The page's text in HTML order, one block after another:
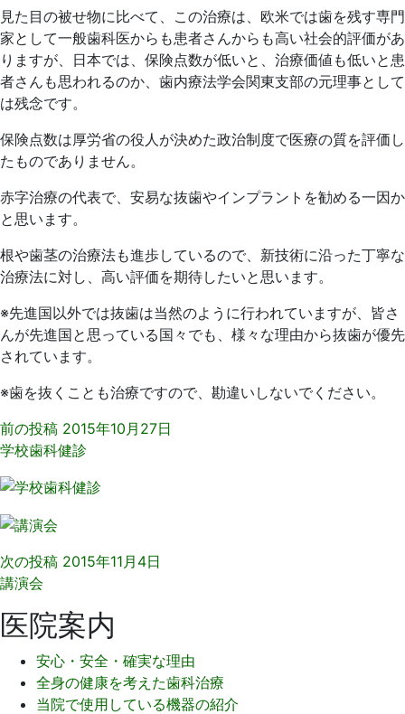
見た目の被せ物に比べて、この治療は、欧米では歯を残す専門
家として一般歯科医からも患者さんからも高い社会的評価があ
りますが、日本では、保険点数が低いと、治療価値も低いと患
者さんも思われるのか、歯内療法学会関東支部の元理事として
は残念です。
保険点数は厚労省の役人が決めた政治制度で医療の質を評価し
たものでありません。
赤字治療の代表で、安易な抜歯やインプラントを勧める一因か
と思います。
根や歯茎の治療法も進歩しているので、新技術に沿った丁寧な
治療法に対し、高い評価を期待したいと思います。
※先進国以外では抜歯は当然のように行われていますが、皆さ
んが先進国と思っている国々でも、様々な理由から抜歯が優先
されています。
※歯を抜くことも治療ですので、勘違いしないでください。
前の投稿 2015年10月27日
学校歯科健診
次の投稿 2015年11月4日
講演会
医院案内
安心・安全・確実な理由
全身の健康を考えた歯科治療
当院で使用している機器の紹介